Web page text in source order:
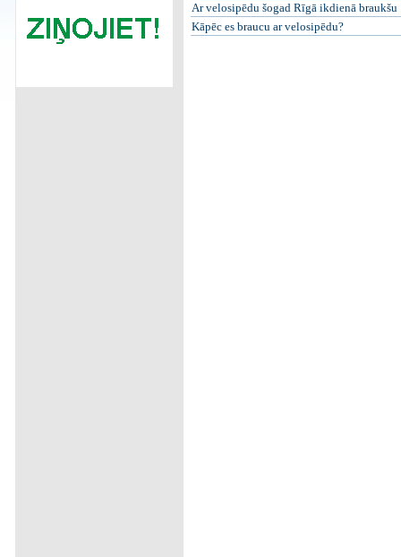
Ar velosipēdu šogad Rīgā ikdienā braukšu
Kāpēc es braucu ar velosipēdu?